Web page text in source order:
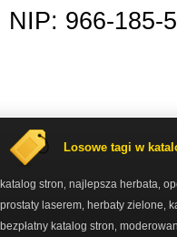
NIP: 966-185-
Losowe tagi w
katalog stron najlepsza herbata
prostaty laserem herbaty zielone
bezpłatny katalog stron